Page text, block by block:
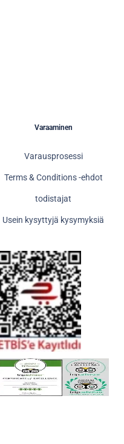
Varaaminen
Varausprosessi
Terms & Conditions -ehdot
todistajat
Usein kysyttyjä kysymyksiä